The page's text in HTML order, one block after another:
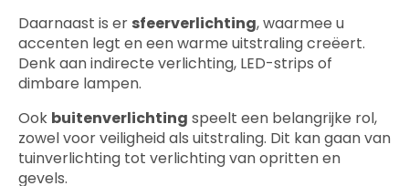
Daarnaast is er sfeerverlichting, waarmee u
accenten legt en een warme uitstraling creëert.
Denk aan indirecte verlichting, LED-strips of
dimbare lampen.
Ook buitenverlichting speelt een belangrijke rol,
zowel voor veiligheid als uitstraling. Dit kan gaan van
tuinverlichting tot verlichting van opritten en
gevels.